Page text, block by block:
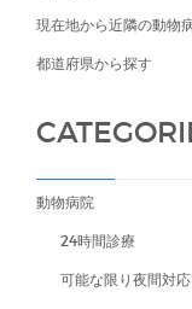
現在地から近隣の動物
都道府県から探す
動物病院
24時間診療
可能な限り夜間対応